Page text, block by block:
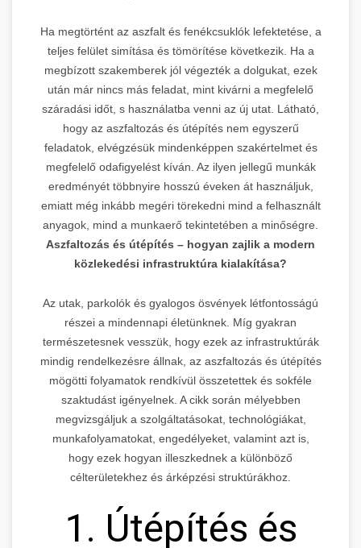
Ha megtörtént az aszfalt és fenékcsuklók lefektetése, a
teljes felület simítása és tömörítése következik. Ha a
megbízott szakemberek jól végezték a dolgukat, ezek
után már nincs más feladat, mint kivárni a megfelelő
száradási időt, s használatba venni az új utat. Látható,
hogy az aszfaltozás és útépítés nem egyszerű
feladatok, elvégzésük mindenképpen szakértelmet és
megfelelő odafigyelést kíván. Az ilyen jellegű munkák
eredményét többnyire hosszú éveken át használjuk,
emiatt még inkább megéri törekedni mind a felhasznált
anyagok, mind a munkaerő tekintetében a minőségre.
Aszfaltozás és útépítés – hogyan zajlik a modern
közlekedési infrastruktúra kialakítása?
Az utak, parkolók és gyalogos ösvények létfontosságú
részei a mindennapi életünknek. Míg gyakran
természetesnek vesszük, hogy ezek az infrastruktúrák
mindig rendelkezésre állnak, az aszfaltozás és útépítés
mögötti folyamatok rendkívül összetettek és sokféle
szaktudást igényelnek. A cikk során mélyebben
megvizsgáljuk a szolgáltatásokat, technológiákat,
munkafolyamatokat, engedélyeket, valamint azt is,
hogy ezek hogyan illeszkednek a különböző
célterületekhez és árképzési struktúrákhoz.
1. Útépítés és